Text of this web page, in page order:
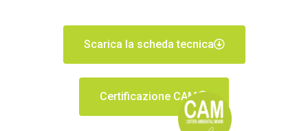
Scarica la scheda tecnica
Certificazione CAM